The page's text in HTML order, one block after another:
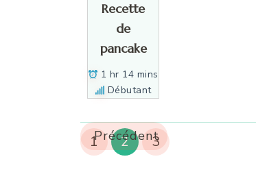
Recette
de
pancake
1 hr 14 mins
Débutant
Précédent
1 2 3